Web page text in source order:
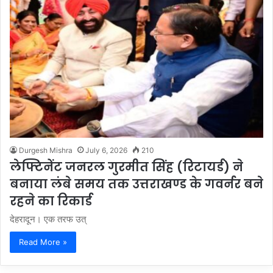
Durgesh Mishra July 6, 2026 210
लेफ्टिनेंट जनरल गुरमीत सिंह (रिटायर्ड) ने
बनाया लंबे समय तक उत्तराखण्ड के गवर्नर बने
रहने का रिकार्ड
देहरादून। एक तरफ उत्
Read More »